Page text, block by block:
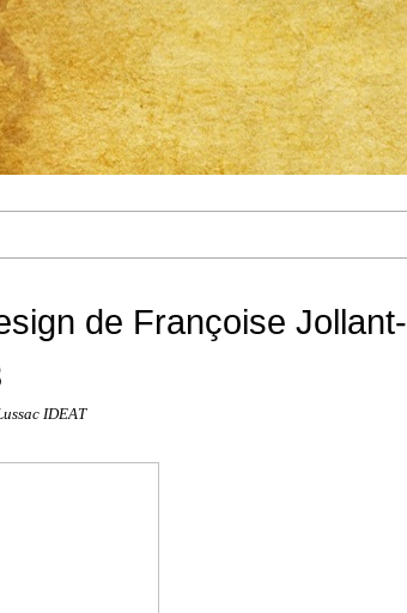
de Françoise Jollant-
IDEAT